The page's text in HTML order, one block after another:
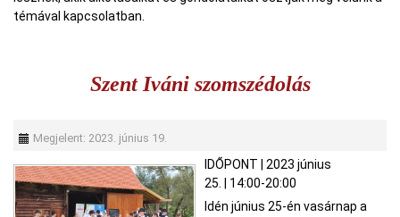
témával kapcsolatban.
Szent Iváni szomszédolás
Megjelent: 2023. június 19.
IDŐPONT
2023 június
25.
14:00-20:00
Idén június 25-én vasárnap a